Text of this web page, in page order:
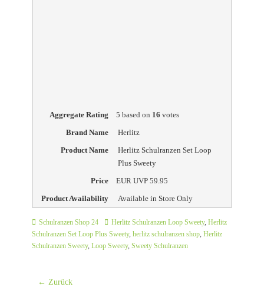
Aggregate Rating 5 based on 16 votes
Brand Name
Herlitz
Product Name
Herlitz Schulranzen Set Loop
Plus Sweety
Price
EUR UVP 59.95
Product Availability
Available in Store Only
Kategorien
Schulranzen Shop 24 Schlagworte
Herlitz Schulranzen Loop Sweety, Herlitz
Schulranzen Set Loop Plus Sweety, herlitz schulranzen shop, Herlitz
Schulranzen Sweety, Loop Sweety, Sweety Schulranzen
Beitrags-
← Zurück